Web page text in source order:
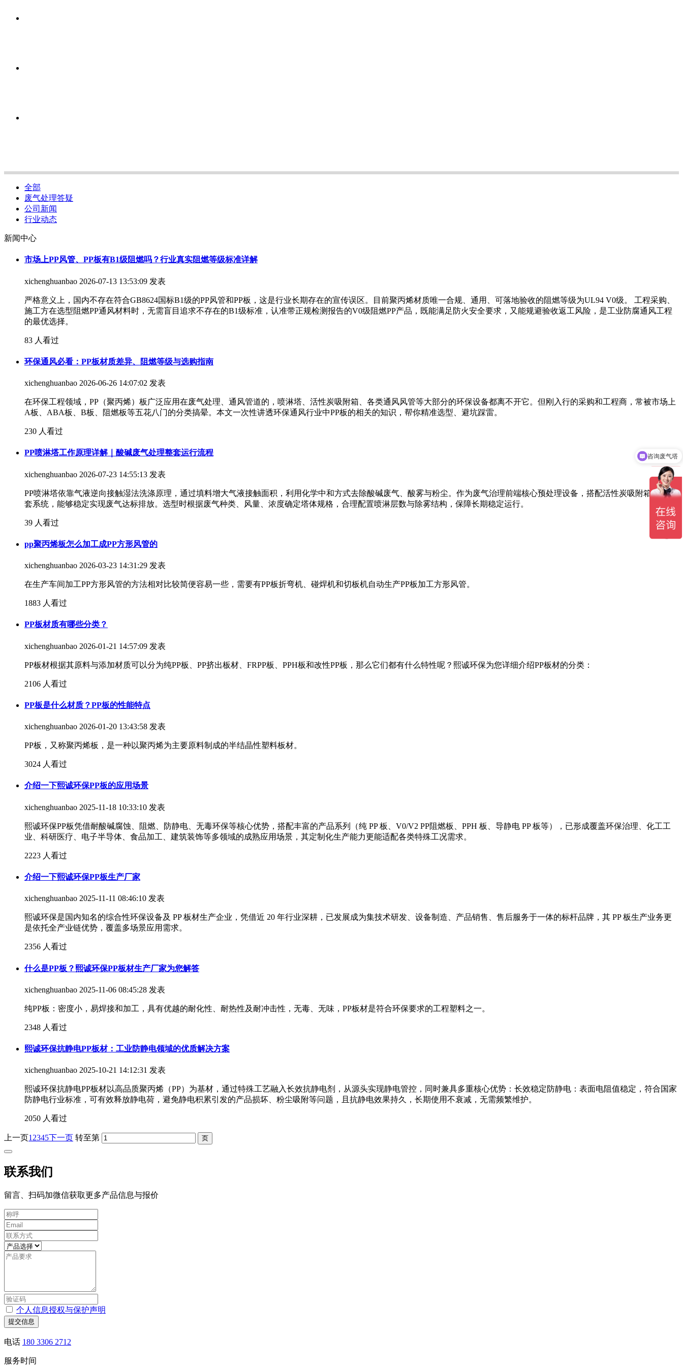
全部
废气处理答疑
公司新闻
行业动态
新闻中心
市场上PP风管、PP板有B1级阻燃吗？行业真实阻燃等级标准详解
xichenghuanbao 2026-07-13 13:53:09 发表
严格意义上，国内不存在符合GB8624国标B1级的PP风管和PP板，这是行业长期存在的宣传误区。目前聚丙烯材质唯一合规、通用、可落地验收的阻燃等级为UL94 V0级。 工程采购、
施工方在选型阻燃PP通风材料时，无需盲目追求不存在的B1级标准，认准带正规检测报告的V0级阻燃PP产品，既能满足防火安全要求，又能规避验收返工风险，是工业防腐通风工程
的最优选择。
83 人看过
环保通风必看：PP板材质差异、阻燃等级与选购指南
xichenghuanbao 2026-06-26 14:07:02 发表
在环保工程领域，PP（聚丙烯）板广泛应用在废气处理、通风管道的，喷淋塔、活性炭吸附箱、各类通风风管等大部分的环保设备都离不开它。但刚入行的采购和工程商，常被市场上
A板、ABA板、B板、阻燃板等五花八门的分类搞晕。本文一次性讲透环保通风行业中PP板的相关的知识，帮你精准选型、避坑踩雷。
230 人看过
PP喷淋塔工作原理详解｜酸碱废气处理整套运行流程
xichenghuanbao 2026-07-23 14:55:13 发表
PP喷淋塔依靠气液逆向接触湿法洗涤原理，通过填料增大气液接触面积，利用化学中和方式去除酸碱废气、酸雾与粉尘。作为废气治理前端核心预处理设备，搭配活性炭吸附箱组成成
套系统，能够稳定实现废气达标排放。选型时根据废气种类、风量、浓度确定塔体规格，合理配置喷淋层数与除雾结构，保障长期稳定运行。
39 人看过
pp聚丙烯板怎么加工成PP方形风管的
xichenghuanbao 2026-03-23 14:31:29 发表
在生产车间加工PP方形风管的方法相对比较简便容易一些，需要有PP板折弯机、碰焊机和切板机自动生产PP板加工方形风管。
1883 人看过
PP板材质有哪些分类？
xichenghuanbao 2026-01-21 14:57:09 发表
PP板材根据其原料与添加材质可以分为纯PP板、PP挤出板材、FRPP板、PPH板和改性PP板，那么它们都有什么特性呢？熙诚环保为您详细介绍PP板材的分类：
2106 人看过
PP板是什么材质？PP板的性能特点
xichenghuanbao 2026-01-20 13:43:58 发表
PP板，又称聚丙烯板，是一种以聚丙烯为主要原料制成的半结晶性塑料板材。
3024 人看过
介绍一下熙诚环保PP板的应用场景
xichenghuanbao 2025-11-18 10:33:10 发表
熙诚环保PP板凭借耐酸碱腐蚀、阻燃、防静电、无毒环保等核心优势，搭配丰富的产品系列（纯 PP 板、V0/V2 PP阻燃板、PPH 板、导静电 PP 板等），已形成覆盖环保治理、化工工
业、科研医疗、电子半导体、食品加工、建筑装饰等多领域的成熟应用场景，其定制化生产能力更能适配各类特殊工况需求。
2223 人看过
介绍一下熙诚环保PP板生产厂家
xichenghuanbao 2025-11-11 08:46:10 发表
熙诚环保是国内知名的综合性环保设备及 PP 板材生产企业，凭借近 20 年行业深耕，已发展成为集技术研发、设备制造、产品销售、售后服务于一体的标杆品牌，其 PP 板生产业务更
是依托全产业链优势，覆盖多场景应用需求。
2356 人看过
什么是PP板？熙诚环保PP板材生产厂家为您解答
xichenghuanbao 2025-11-06 08:45:28 发表
纯PP板：密度小，易焊接和加工，具有优越的耐化性、耐热性及耐冲击性，无毒、无味，PP板材是符合环保要求的工程塑料之一。
2348 人看过
熙诚环保抗静电PP板材：工业防静电领域的优质解决方案
xichenghuanbao 2025-10-21 14:12:31 发表
熙诚环保抗静电PP板材以高品质聚丙烯（PP）为基材，通过特殊工艺融入长效抗静电剂，从源头实现静电管控，同时兼具多重核心优势：长效稳定防静电：表面电阻值稳定，符合国家
防静电行业标准，可有效释放静电荷，避免静电积累引发的产品损坏、粉尘吸附等问题，且抗静电效果持久，长期使用不衰减，无需频繁维护。
2050 人看过
上一页1 2345下一页 转至第
联系我们
留言、扫码加微信获取更多产品信息与报价
个人信息授权与保护声明
提交信息
电话 180 3306 2712
服务时间
咨询废气喷淋塔